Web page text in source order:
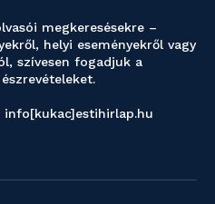
megkeresésekre –
helyi eseményekről vagy
szívesen fogadjuk a